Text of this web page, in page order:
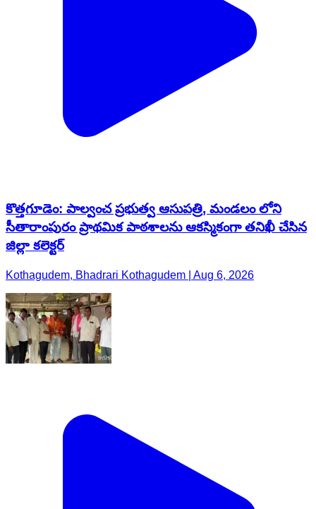
కొత్తగూడెం: పాల్వంచ ప్రభుత్వ ఆసుపత్రి, మండలం లోని
సీతారాంపురం ప్రాథమిక పాఠశాలను ఆకస్మికంగా తనిఖీ చేసిన
జిల్లా కలెక్టర్
Kothagudem, Bhadrari Kothagudem | Aug 6, 2026